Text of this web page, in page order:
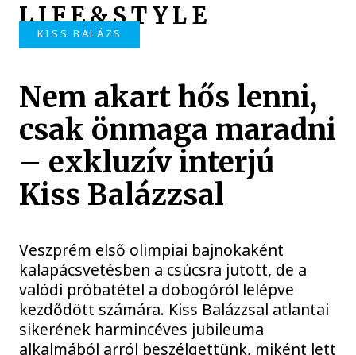
LIFE&STYLE
KISS BALÁZS
Nem akart hős lenni,
csak önmaga maradni
– exkluzív interjú
Kiss Balázzsal
Veszprém első olimpiai bajnokaként
kalapácsvetésben a csúcsra jutott, de a
valódi próbatétel a dobogóról lelépve
kezdődött számára. Kiss Balázzsal atlantai
sikerének harmincéves jubileuma
alkalmából arról beszélgettünk, miként lett